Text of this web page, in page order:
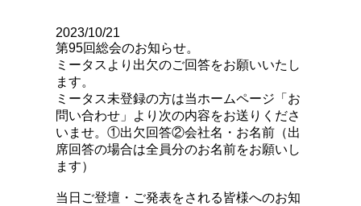
2023/10/21
第95回総会のお知らせ。
ミータスより出欠のご回答をお願いいたし
ます。
ミータス未登録の方は当ホームページ「お
問い合わせ」より次の内容をお送りくださ
いませ。①出欠回答②会社名・お名前（出
席回答の場合は全員分のお名前をお願いし
ます）
当日ご登壇・ご発表をされる皆様へのお知